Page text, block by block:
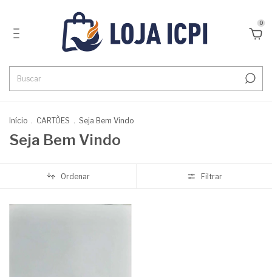
0
Início . CARTÕES . Seja Bem Vindo
Seja Bem Vindo
Ordenar Filtrar